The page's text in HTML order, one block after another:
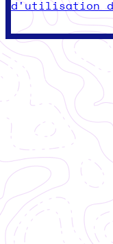
d'utilisation